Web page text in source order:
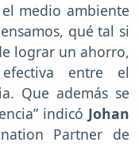
medio ambiente
qué tal si
lograr un ahorro,
entre el
Que además se
indicó Johan
Partner de